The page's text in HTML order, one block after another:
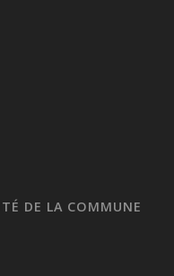
DE LA COMMUNE